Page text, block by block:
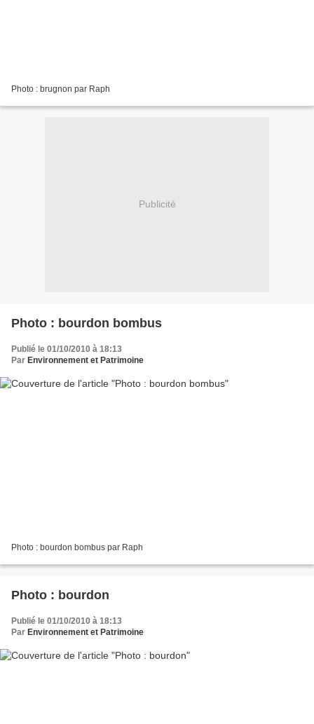
Photo : brugnon par Raph
Publicité
Photo : bourdon bombus
Publié le 01/10/2010 à 18:13
Par Environnement et Patrimoine
Photo : bourdon bombus par Raph
Photo : bourdon
Publié le 01/10/2010 à 18:13
Par Environnement et Patrimoine